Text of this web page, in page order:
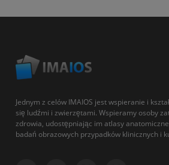
Jednym z celów IMAIOS jest wspieranie i
się ludźmi i zwierzętami. Wspieramy osoby
zdrowia, udostępniając im atlasy
badań obrazowych przypadków klinicznych i